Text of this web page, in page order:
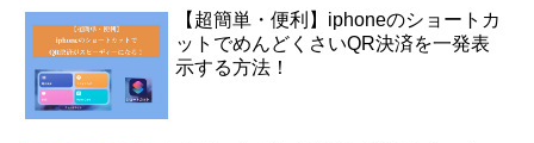
【超簡単・便利】iphoneのショートカ
ットでめんどくさいQR決済を一発表
示する方法！